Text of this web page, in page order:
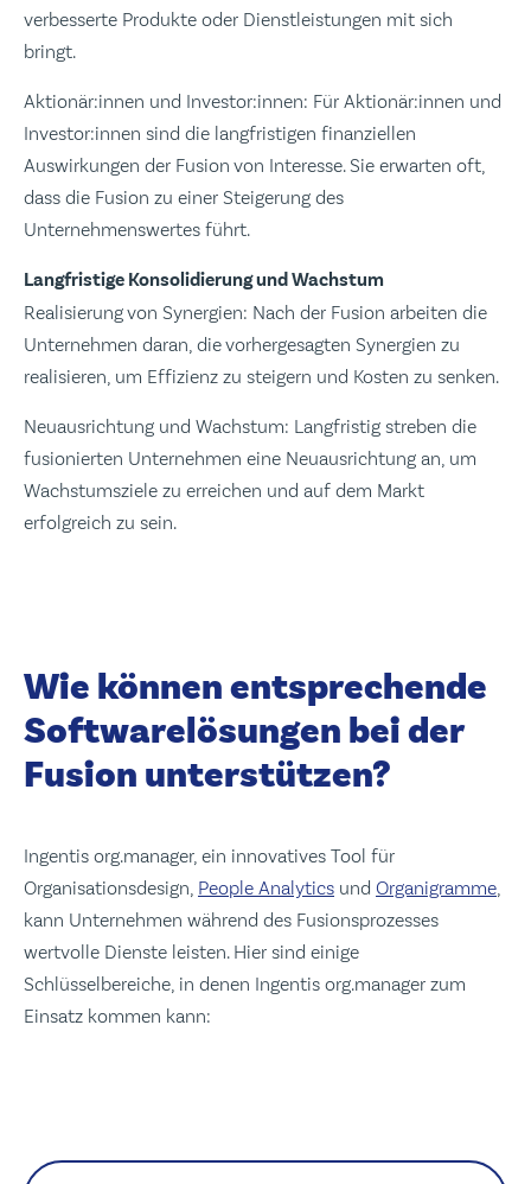
verbesserte Produkte oder Dienstleistungen mit sich
bringt.
Aktionär:innen und Investor:innen: Für Aktionär:innen und
Investor:innen sind die langfristigen finanziellen
Auswirkungen der Fusion von Interesse. Sie erwarten oft,
dass die Fusion zu einer Steigerung des
Unternehmenswertes führt.
Langfristige Konsolidierung und Wachstum
Realisierung von Synergien: Nach der Fusion arbeiten die
Unternehmen daran, die vorhergesagten Synergien zu
realisieren, um Effizienz zu steigern und Kosten zu senken.
Neuausrichtung und Wachstum: Langfristig streben die
fusionierten Unternehmen eine Neuausrichtung an, um
Wachstumsziele zu erreichen und auf dem Markt
erfolgreich zu sein.
Wie können entsprechende
Softwarelösungen bei der
Fusion unterstützen?
Ingentis org.manager, ein innovatives Tool für
Organisationsdesign, People Analytics und Organigramme,
kann Unternehmen während des Fusionsprozesses
wertvolle Dienste leisten. Hier sind einige
Schlüsselbereiche, in denen Ingentis org.manager zum
Einsatz kommen kann: